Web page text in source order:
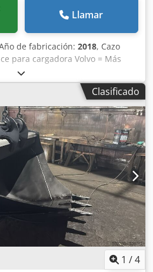
Llamar
de fabricación: 2018, Cazo
para cargadora Volvo = Más
2018 Chodpfx Ajwwtg
de construcción Sistema de
técnico: bueno Estado visual:
Haverhoek para obtener más
Clasificado
1 /4